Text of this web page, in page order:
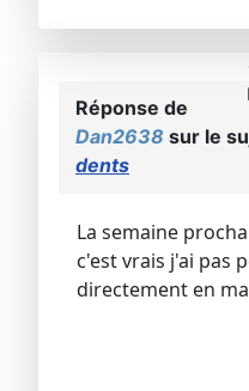
Réponse de
Dan2638 sur le
dents
La semaine
c'est vrais j'ai pas
directement en